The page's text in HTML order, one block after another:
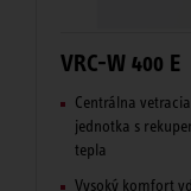
VRC-W 400 E
Centrálna vetracia
jednotka s
tepla
Vysoký komfort